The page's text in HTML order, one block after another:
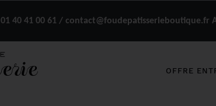
01 40 41 00 61 / contact@foudepatisserieboutique.fr A
OFFRE